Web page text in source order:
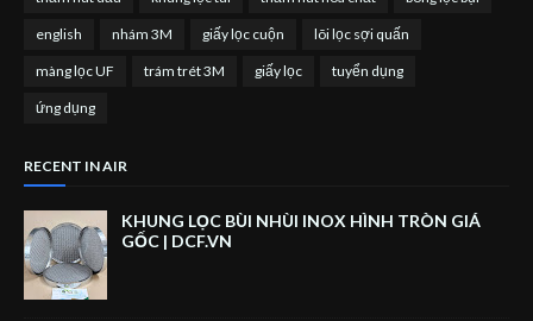
english nhám 3M giấy lọc cuộn lõi lọc sợi quấn
màng lọc UF trám trét 3M giấy lọc tuyển dụng
ứng dụng
RECENT IN AIR
KHUNG LỌC BÙI NHÙI INOX HÌNH TRÒN GIÁ
GỐC | DCF.VN